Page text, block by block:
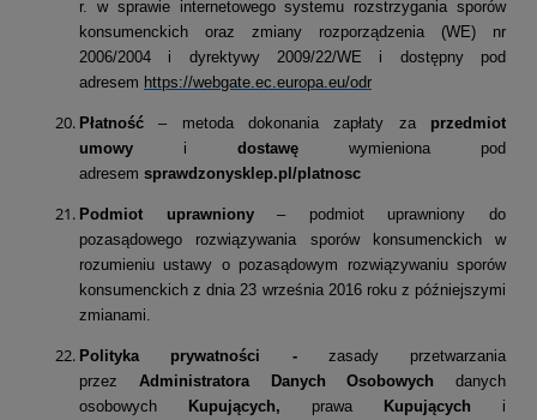
r. w sprawie internetowego systemu rozstrzygania sporów
konsumenckich oraz zmiany rozporządzenia (WE) nr
2006/2004 i dyrektywy 2009/22/WE i dostępny pod
adresem https://webgate.ec.europa.eu/odr
Płatność – metoda dokonania zapłaty za przedmiot
umowy i dostawę wymieniona pod
adresem sprawdzonysklep.pl/platnosc
Podmiot uprawniony– podmiot uprawniony do
pozasądowego rozwiązywania sporów konsumenckich w
rozumieniu ustawy o pozasądowym rozwiązywaniu sporów
konsumenckich z dnia 23 września 2016 roku z późniejszymi
zmianami.
Polityka prywatności - zasady przetwarzania
przez Administratora Danych Osobowych danych
osobowych Kupujących, prawa Kupujących i